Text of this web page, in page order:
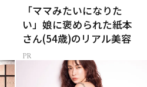
「ママみたいになりた
い」娘に褒められた紙本
さん(54歳)のリアル美容